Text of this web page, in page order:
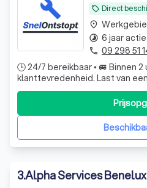
local_offer Direct
🕒 24/7 bereikbaar • 🚐 Binnen
klanttevredenheid. Last van een verstopping of rioolgeur?
Onze specialisten lossen elk
place
timelapse 6 jaar
phone 09 298 51
3.Alpha Services Benelux